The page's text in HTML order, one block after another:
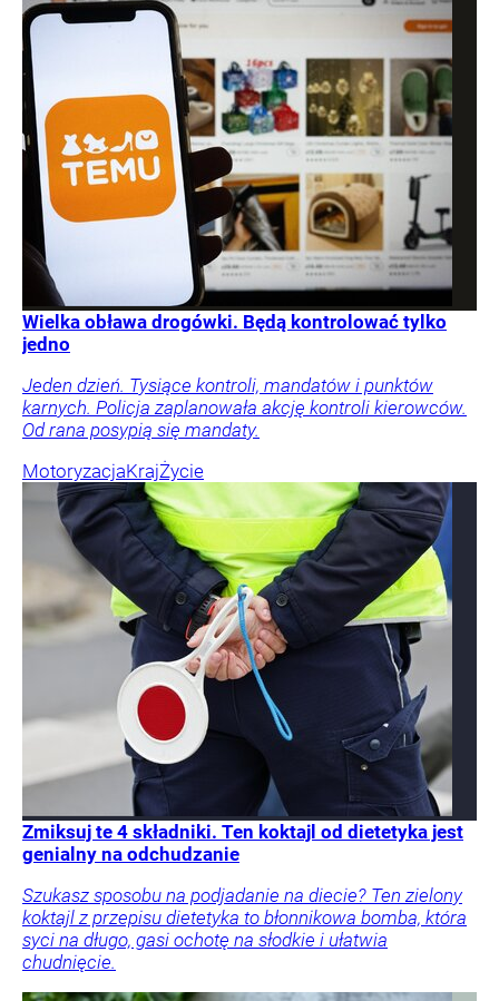
Wielka obława drogówki. Będą kontrolować tylko
jedno
Jeden dzień. Tysiące kontroli, mandatów i punktów
karnych. Policja zaplanowała akcję kontroli kierowców.
Od rana posypią się mandaty.
MotoryzacjaKrajŻycie
Zmiksuj te 4 składniki. Ten koktajl od dietetyka jest
genialny na odchudzanie
Szukasz sposobu na podjadanie na diecie? Ten zielony
koktajl z przepisu dietetyka to błonnikowa bomba, która
syci na długo, gasi ochotę na słodkie i ułatwia
chudnięcie.